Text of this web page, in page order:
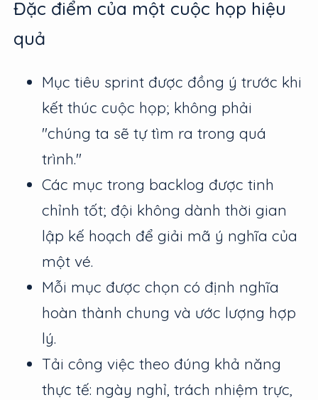
Đặc điểm của một cuộc họp hiệu
quả
Mục tiêu sprint được đồng ý trước khi
kết thúc cuộc họp; không phải
"chúng ta sẽ tự tìm ra trong quá
trình."
Các mục trong backlog được tinh
chỉnh tốt; đội không dành thời gian
lập kế hoạch để giải mã ý nghĩa của
một vé.
Mỗi mục được chọn có định nghĩa
hoàn thành chung và ước lượng hợp
lý.
Tải công việc theo đúng khả năng
thực tế: ngày nghỉ, trách nhiệm trực,